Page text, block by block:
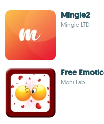
Mingle2
Mingle LTD
Free
Moni Lab